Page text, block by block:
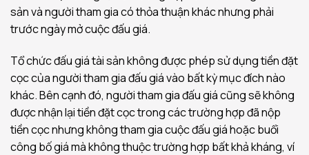
sản và người tham gia có thỏa thuận khác nhưng phải
trước ngày mở cuộc đấu giá.
Tổ chức đấu giá tài sản không được phép sử dụng tiền đặt
cọc của người tham gia đấu giá vào bất kỳ mục đích nào
khác. Bên cạnh đó, người tham gia đấu giá cũng sẽ không
được nhận lại tiền đặt cọc trong các trường hợp đã nộp
tiền cọc nhưng không tham gia cuộc đấu giá hoặc buổi
công bố giá mà không thuộc trường hợp bất khả kháng, ví